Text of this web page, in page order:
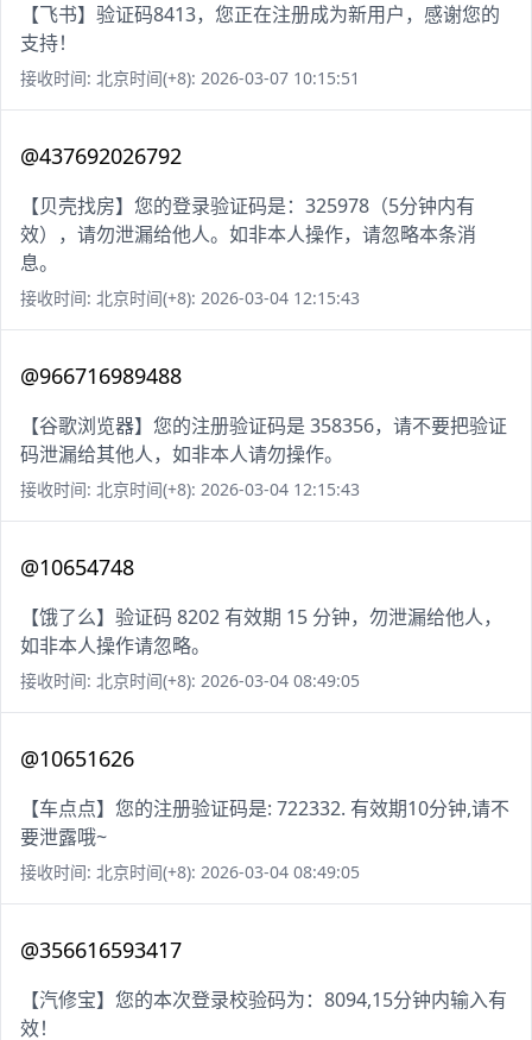
【飞书】验证码8413，您正在注册成为新用户，感谢您的
支持！
接收时间: 北京时间(+8): 2026-03-07 10:15:51
@437692026792
【贝壳找房】您的登录验证码是：325978（5分钟内有
效），请勿泄漏给他人。如非本人操作，请忽略本条消
息。
接收时间: 北京时间(+8): 2026-03-04 12:15:43
@966716989488
【谷歌浏览器】您的注册验证码是 358356，请不要把验证
码泄漏给其他人，如非本人请勿操作。
接收时间: 北京时间(+8): 2026-03-04 12:15:43
@10654748
【饿了么】验证码 8202 有效期 15 分钟，勿泄漏给他人，
如非本人操作请忽略。
接收时间: 北京时间(+8): 2026-03-04 08:49:05
@10651626
【车点点】您的注册验证码是: 722332. 有效期10分钟,请不
要泄露哦~
接收时间: 北京时间(+8): 2026-03-04 08:49:05
@356616593417
【汽修宝】您的本次登录校验码为：8094,15分钟内输入有
效！